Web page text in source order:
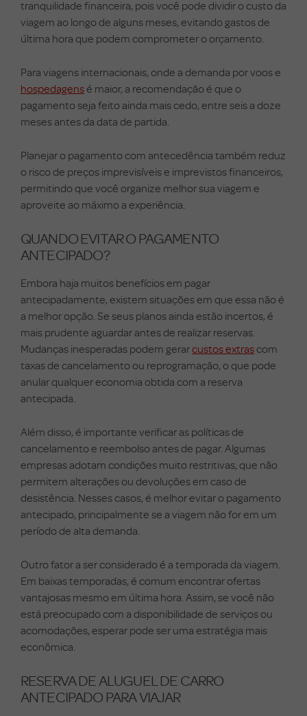
tranquilidade financeira, pois você pode dividir o custo da
viagem ao longo de alguns meses, evitando gastos de
última hora que podem comprometer o orçamento.
Para viagens internacionais, onde a demanda por voos e
hospedagensé maior, a recomendação é que o
pagamento seja feito ainda mais cedo, entre seis a doze
meses antes da data de partida.
Planejar o pagamento com antecedência também reduz
o risco de preços imprevisíveis e imprevistos financeiros,
permitindo que você organize melhor sua viagem e
aproveite ao máximo a experiência.
QUANDO EVITAR O PAGAMENTO
ANTECIPADO?
Embora haja muitos benefícios em pagar
antecipadamente, existem situações em que essa não é
a melhor opção. Se seus planos ainda estão incertos, é
mais prudente aguardar antes de realizar reservas.
Mudanças inesperadas podem gerarcustos extrascom
taxas de cancelamento ou reprogramação, o que pode
anular qualquer economia obtida com a reserva
antecipada.
Além disso, é importante verificar as políticas de
cancelamento e reembolso antes de pagar. Algumas
empresas adotam condições muito restritivas, que não
permitem alterações ou devoluções em caso de
desistência. Nesses casos, é melhor evitar o pagamento
antecipado, principalmente se a viagem não for em um
período de alta demanda.
Outro fator a ser considerado é a temporada da viagem.
Em baixas temporadas, é comum encontrar ofertas
vantajosas mesmo em última hora. Assim, se você não
está preocupado com a disponibilidade de serviços ou
acomodações, esperar pode ser uma estratégia mais
econômica.
RESERVA DE ALUGUEL DE CARRO
ANTECIPADO PARA VIAJAR